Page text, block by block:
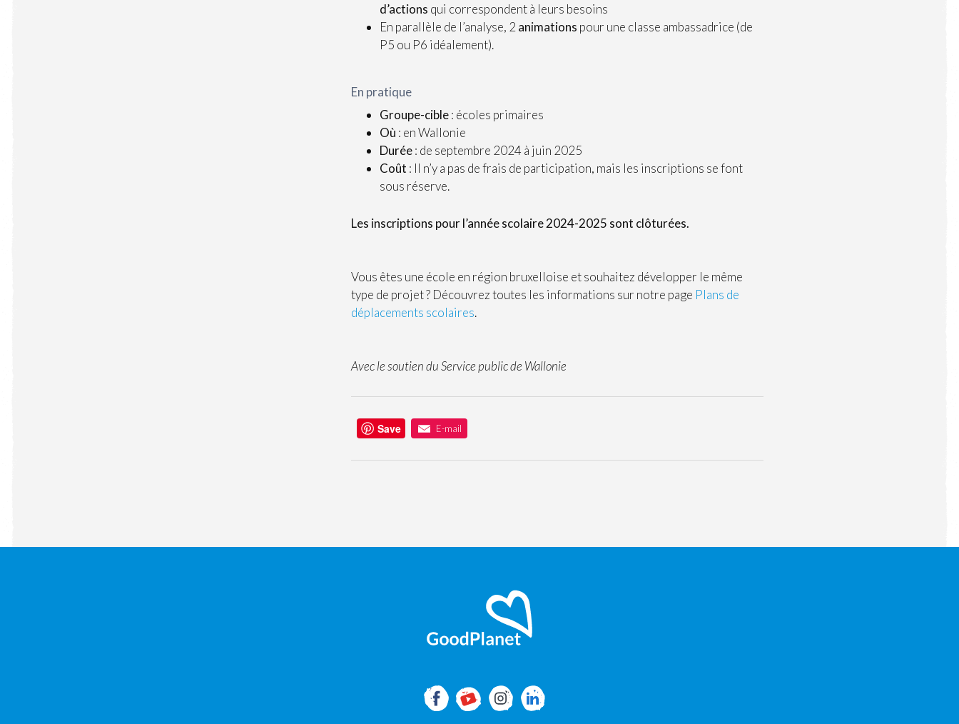
d’actions qui correspondent à leurs besoins
En parallèle de l’analyse, 2 animations pour une classe ambassadrice (de
P5 ou P6 idéalement).
En pratique
Groupe-cible: écoles primaires
Où : en Wallonie
Durée: de septembre 2024 à juin 2025
Coût : ll n’y a pas de frais de participation, mais les inscriptions se font
sous réserve.
Les inscriptions pour l’année scolaire 2024-2025 sont clôturées.
Vous êtes une école en région bruxelloise et souhaitez développer le même
type de projet ? Découvrez toutes les informations sur notre page Plans de
déplacements scolaires.
Avec le soutien du Service public de Wallonie
Save E-mail